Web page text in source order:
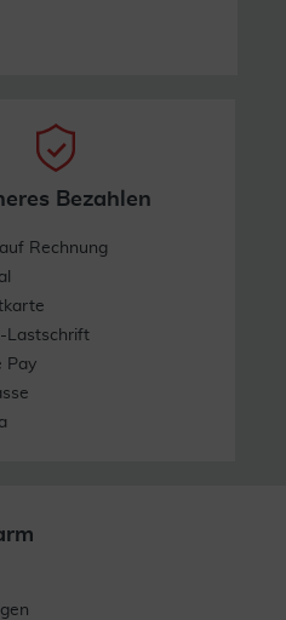
Bezahlen
Rechnung
Lastschrift
Pay